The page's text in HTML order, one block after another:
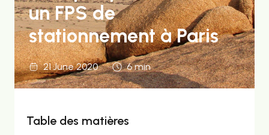
un FPS de
stationnement à Paris
21 June 2020 6 min
Table des matières